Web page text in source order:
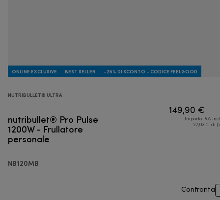
ONLINE EXCLUSIVE BEST SELLER -25% DI SCONTO - CODICE FEELGOOD
NUTRIBULLET® ULTRA
nutribullet® Pro Pulse
1200W - Frullatore
personale
NB120MB
149,90 €
Importo IVA
27,03 € di
Confronta